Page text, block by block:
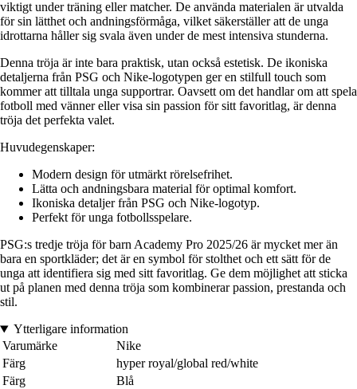
viktigt under träning eller matcher. De använda materialen är utvalda
för sin lätthet och andningsförmåga, vilket säkerställer att de unga
idrottarna håller sig svala även under de mest intensiva stunderna.
Denna tröja är inte bara praktisk, utan också estetisk. De ikoniska
detaljerna från PSG och Nike-logotypen ger en stilfull touch som
kommer att tilltala unga supportrar. Oavsett om det handlar om att spela
fotboll med vänner eller visa sin passion för sitt favoritlag, är denna
tröja det perfekta valet.
Huvudegenskaper:
Modern design för utmärkt rörelsefrihet.
Lätta och andningsbara material för optimal komfort.
Ikoniska detaljer från PSG och Nike-logotyp.
Perfekt för unga fotbollsspelare.
PSG:s tredje tröja för barn Academy Pro 2025/26 är mycket mer än
bara en sportkläder; det är en symbol för stolthet och ett sätt för de
unga att identifiera sig med sitt favoritlag. Ge dem möjlighet att sticka
ut på planen med denna tröja som kombinerar passion, prestanda och
stil.
Ytterligare information
Varumärke
Nike
Färg
hyper royal/global red/white
Färg
Blå